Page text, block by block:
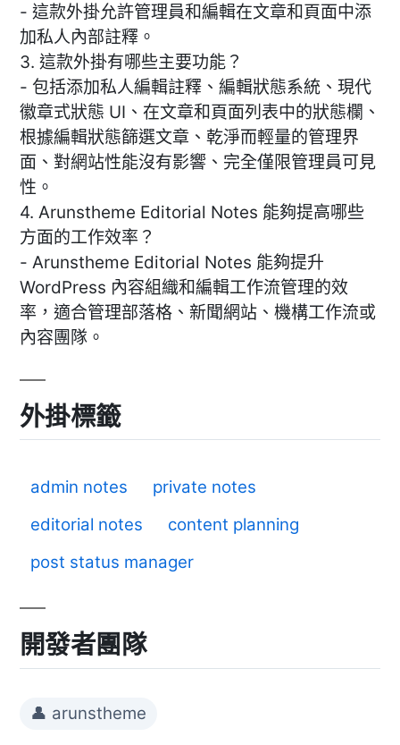
- 這款外掛允許管理員和編輯在文章和頁面中添
加私人內部註釋。
3. 這款外掛有哪些主要功能？
- 包括添加私人編輯註釋、編輯狀態系統、現代
徽章式狀態 UI、在文章和頁面列表中的狀態欄、
根據編輯狀態篩選文章、乾淨而輕量的管理界
面、對網站性能沒有影響、完全僅限管理員可見
性。
4. Arunstheme Editorial Notes 能夠提高哪些
方面的工作效率？
- Arunstheme Editorial Notes 能夠提升
WordPress 內容組織和編輯工作流管理的效
率，適合管理部落格、新聞網站、機構工作流或
內容團隊。
外掛標籤
admin notes
private notes
editorial notes
content planning
post status manager
開發者團隊
👤 arunstheme